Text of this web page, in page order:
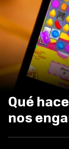
Qué
nos